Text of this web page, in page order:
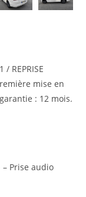
: 12 mois.
Prise audio
– détecteur de